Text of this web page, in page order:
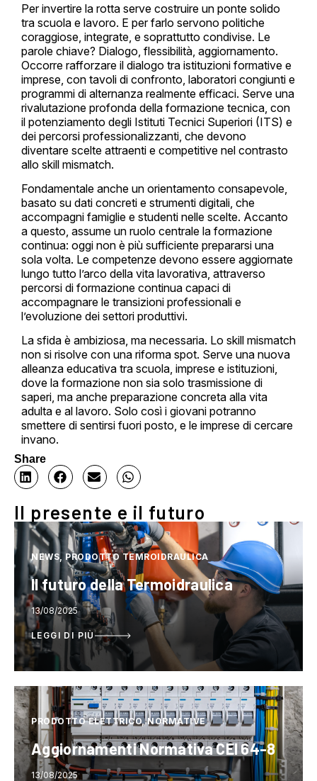
Per invertire la rotta serve costruire un ponte solido
tra scuola e lavoro. E per farlo servono politiche
coraggiose, integrate, e soprattutto condivise. Le
parole chiave? Dialogo, flessibilità, aggiornamento.
Occorre rafforzare il dialogo tra istituzioni formative e
imprese, con tavoli di confronto, laboratori congiunti e
programmi di alternanza realmente efficaci. Serve una
rivalutazione profonda della formazione tecnica, con
il potenziamento degli Istituti Tecnici Superiori (ITS) e
dei percorsi professionalizzanti, che devono
diventare scelte attraenti e competitive nel contrasto
allo skill mismatch.
Fondamentale anche un orientamento consapevole,
basato su dati concreti e strumenti digitali, che
accompagni famiglie e studenti nelle scelte. Accanto
a questo, assume un ruolo centrale la formazione
continua: oggi non è più sufficiente prepararsi una
sola volta. Le competenze devono essere aggiornate
lungo tutto l’arco della vita lavorativa, attraverso
percorsi di formazione continua capaci di
accompagnare le transizioni professionali e
l’evoluzione dei settori produttivi.
La sfida è ambiziosa, ma necessaria. Lo skill mismatch
non si risolve con una riforma spot. Serve una nuova
alleanza educativa tra scuola, imprese e istituzioni,
dove la formazione non sia solo trasmissione di
saperi, ma anche preparazione concreta alla vita
adulta e al lavoro. Solo così i giovani potranno
smettere di sentirsi fuori posto, e le imprese di cercare
invano.
Share
Il presente e il futuro
NEWS, PRODOTTO TEMROIDRAULICA
Il futuro della Termoidraulica
13/08/2025
LEGGI DI PIÙ
PRODOTTO ELETTRICO, NORMATIVE
Aggiornamenti Normativa CEI 64-8
13/08/2025